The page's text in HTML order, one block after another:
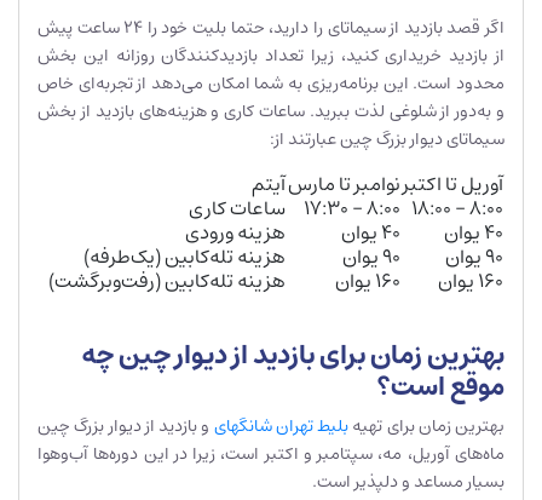
اگر قصد بازدید از سیماتای را دارید، حتما بلیت خود را ۲۴ ساعت پیش
از بازدید خریداری کنید، زیرا تعداد بازدیدکنندگان روزانه این بخش
محدود است. این برنامه‌ریزی به شما امکان می‌دهد از تجربه‌ای خاص
و به‌دور از شلوغی لذت ببرید. ساعات کاری و هزینه‌های بازدید از بخش
سیماتای دیوار بزرگ چین عبارتند از:
آوریل تا اکتبرنوامبر تا مارسآیتم
۸:۰۰ – ۱۸:۰۰ ۸:۰۰ – ۱۷:۳۰ ساعات کاری
۴۰ یوان ۴۰ یوان هزینه ورودی
۹۰ یوان ۹۰ یوان هزینه تله‌کابین (یک‌طرفه)
۱۶۰ یوان ۱۶۰ یوان هزینه تله‌کابین (رفت‌وبرگشت)
بهترین زمان برای بازدید از دیوار چین چه
موقع است؟
بهترین زمان برای تهیهبلیط تهران شانگهای و بازدید از دیوار بزرگ چین
ماه‌های آوریل، مه، سپتامبر و اکتبر است، زیرا در این دوره‌ها آب‌وهوا
بسیار مساعد و دلپذیر است.